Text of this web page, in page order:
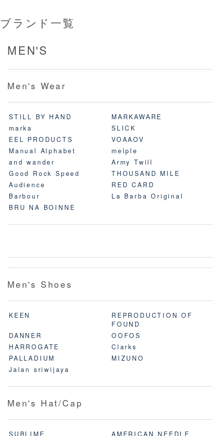
ブランド一覧
MEN'S
Men's Wear
STILL BY HAND
MARKAWARE
marka
SLICK
EEL PRODUCTS
VOAAOV
Manual Alphabet
melple
and wander
Army Twill
Good Rock Speed
THOUSAND MILE
Audience
RED CARD
Barbour
La Barba Original
BRU NA BOINNE
Men's Shoes
KEEN
REPRODUCTION OF
FOUND
DANNER
OOFOS
HARROGATE
Clarks
PALLADIUM
MIZUNO
Jalan sriwijaya
Men's Hat/Cap
SUBLIME AMERICAN NEEDLE